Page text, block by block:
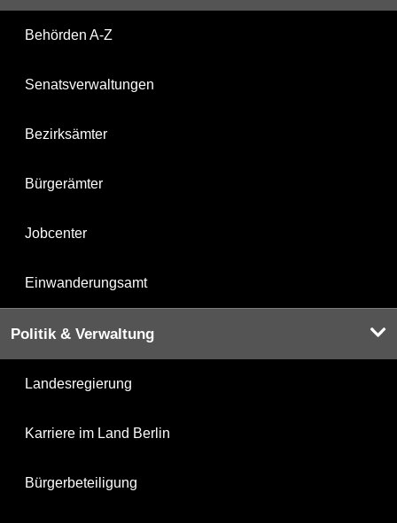
Behörden A-Z
Senatsverwaltungen
Bezirksämter
Bürgerämter
Jobcenter
Einwanderungsamt
Politik & Verwaltung
Landesregierung
Karriere im Land Berlin
Bürgerbeteiligung